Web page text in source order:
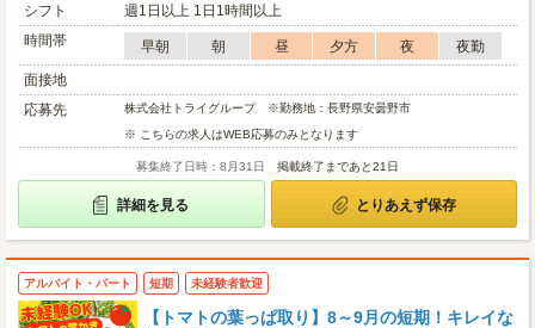
シフト
週1日以上 1日1時間以上
時間帯
早朝 朝 昼 夕方 夜
夜勤
面接地
応募先
株式会社トライグループ ※勤務地：長野県安曇野市
※ こちらの求人はWEB応募のみとなります
募集終了日時：8月31日 掲載終了まであと21日
詳細を見る とりあえず保存
アルバイト・パート 短期 未経験者歓迎
【トマトの葉っぱ取り】8～9月の短期！キレイな